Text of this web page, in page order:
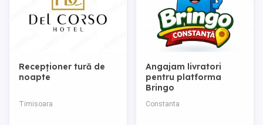
Recepționer tură de
noapte
Timisoara
Angajam livratori
pentru platforma
Bringo
Constanta